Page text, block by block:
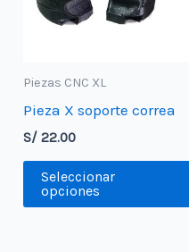
Piezas CNC XL
Pieza X soporte correa
S/ 22.00
Seleccionar
opciones